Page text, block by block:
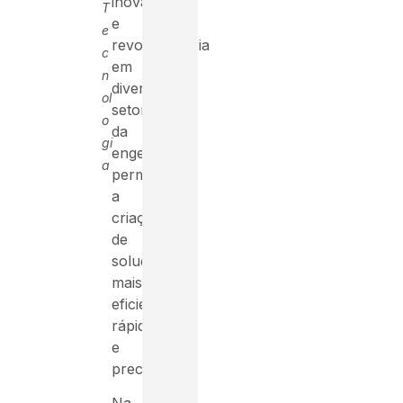
T
e
c
n
ol
o
gi
a
e
revolucionária
em
diversos
setores
da
engenharia,
permitindo
a
criação
de
soluções
mais
eficientes,
rápidas
e
precisas.